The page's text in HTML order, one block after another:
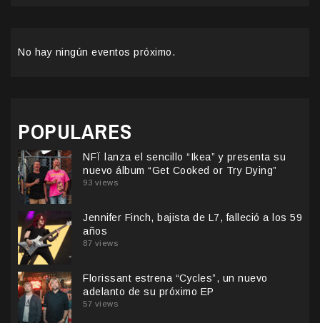
No hay ningún eventos próximo.
POPULARES
NFÏ lanza el sencillo “Ikea” y presenta su
nuevo álbum “Get Cooked or Try Dying”
93 views
Jennifer Finch, bajista de L7, falleció a los 59
años
87 views
Florissant estrena “Cycles”, un nuevo
adelanto de su próximo EP
57 views